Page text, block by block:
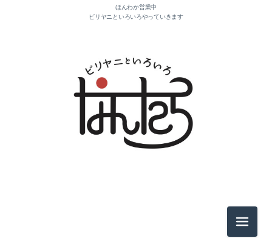
ほんわか営業中
ビリヤニといろいろやっていきます
2026-08（1）
2025-11（4）
メニュ